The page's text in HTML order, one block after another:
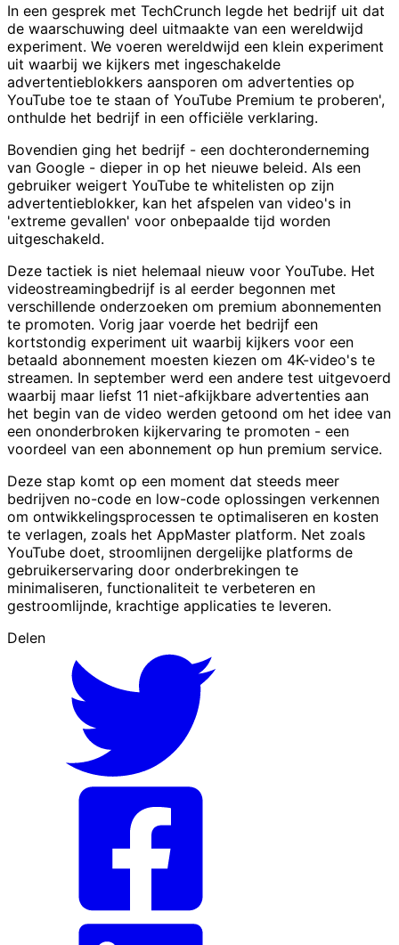
In een gesprek met TechCrunch legde het bedrijf uit dat
de waarschuwing deel uitmaakte van een wereldwijd
experiment. We voeren wereldwijd een klein experiment
uit waarbij we kijkers met ingeschakelde
advertentieblokkers aansporen om advertenties op
YouTube toe te staan of YouTube Premium te proberen',
onthulde het bedrijf in een officiële verklaring.
Bovendien ging het bedrijf - een dochteronderneming
van Google - dieper in op het nieuwe beleid. Als een
gebruiker weigert YouTube te whitelisten op zijn
advertentieblokker, kan het afspelen van video's in
'extreme gevallen' voor onbepaalde tijd worden
uitgeschakeld.
Deze tactiek is niet helemaal nieuw voor YouTube. Het
videostreamingbedrijf is al eerder begonnen met
verschillende onderzoeken om premium abonnementen
te promoten. Vorig jaar voerde het bedrijf een
kortstondig experiment uit waarbij kijkers voor een
betaald abonnement moesten kiezen om 4K-video's te
streamen. In september werd een andere test uitgevoerd
waarbij maar liefst 11 niet-afkijkbare advertenties aan
het begin van de video werden getoond om het idee van
een ononderbroken kijkervaring te promoten - een
voordeel van een abonnement op hun premium service.
Deze stap komt op een moment dat steeds meer
bedrijven no-code en low-code oplossingen verkennen
om ontwikkelingsprocessen te optimaliseren en kosten
te verlagen, zoals het AppMaster platform. Net zoals
YouTube doet, stroomlijnen dergelijke platforms de
gebruikerservaring door onderbrekingen te
minimaliseren, functionaliteit te verbeteren en
gestroomlijnde, krachtige applicaties te leveren.
Delen